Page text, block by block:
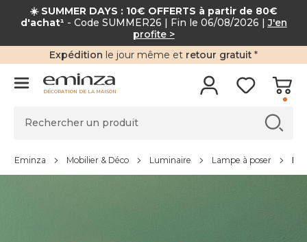
☀️ SUMMER DAYS : 10€ OFFERTS à partir de 80€
d'achat¹ - Code SUMMER26 | Fin le 06/08/2026 |J'en
profite >
Expédition le jour même et retour gratuit *
DÉCORATION DE LA MAISON
Eminza Mobilier & Déco Luminaire Lampe à poser